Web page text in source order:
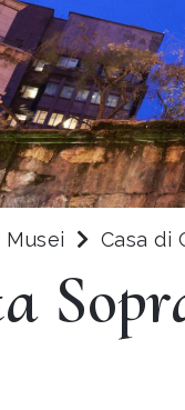
Musei Casa di